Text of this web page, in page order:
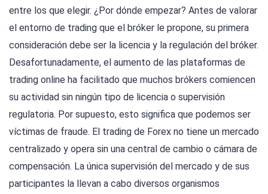
entre los que elegir. ¿Por dónde empezar? Antes de valorar
el entorno de trading que el bróker le propone, su primera
consideración debe ser la licencia y la regulación del bróker.
Desafortunadamente, el aumento de las plataformas de
trading online ha facilitado que muchos brókers comiencen
su actividad sin ningún tipo de licencia o supervisión
regulatoria. Por supuesto, esto significa que podemos ser
víctimas de fraude. El trading de Forex no tiene un mercado
centralizado y opera sin una central de cambio o cámara de
compensación. La única supervisión del mercado y de sus
participantes la llevan a cabo diversos organismos